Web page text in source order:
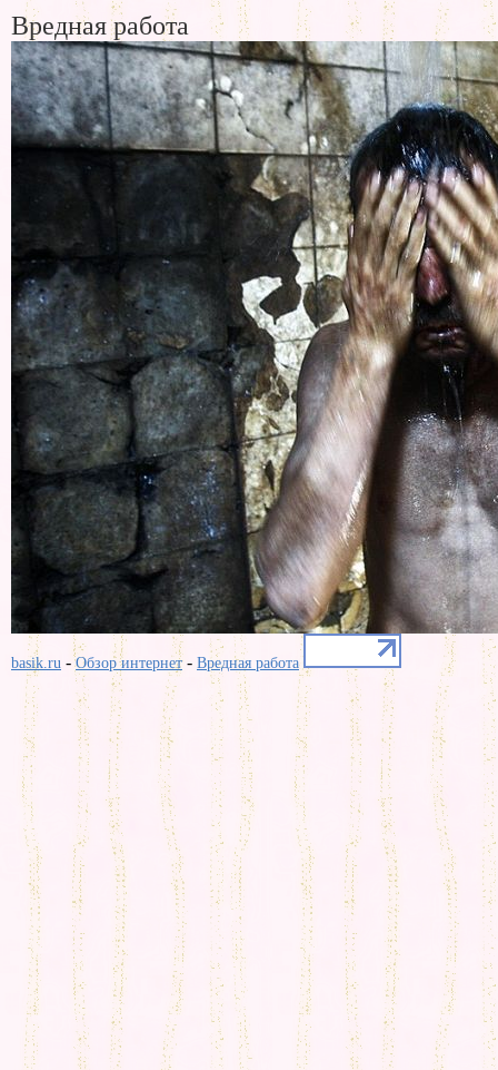
Вредная работа
basik.ru -Обзор интернет- Вредная работа